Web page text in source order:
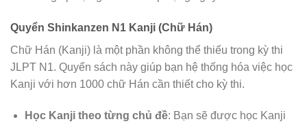
Quyển Shinkanzen N1 Kanji (Chữ Hán)
Chữ Hán (Kanji) là một phần không thể thiếu trong kỳ thi
JLPT N1. Quyển sách này giúp bạn hệ thống hóa việc học
Kanji với hơn 1000 chữ Hán cần thiết cho kỳ thi.
Học Kanji theo từng chủ đề: Bạn sẽ được học Kanji